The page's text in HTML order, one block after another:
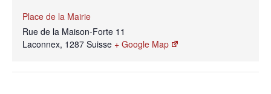
Place de la Mairie
Rue de la Maison-Forte 11
Laconnex, 1287 Suisse + Google Map